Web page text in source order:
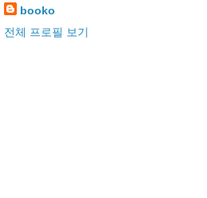
booko
전체 프로필 보기